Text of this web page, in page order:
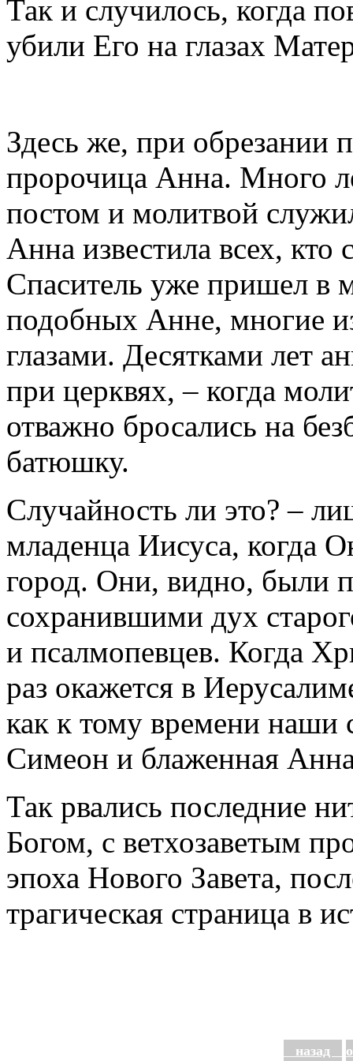
Так и случилось, когда
убили Его на глазах
Здесь же, при обрезании
пророчица Анна. Много
постом и молитвой
Анна известила всех, кто
Спаситель уже пришел в
подобных Анне, многие
глазами. Десятками лет
при церквях, – когда
отважно бросались на
батюшку.
Случайность ли это? –
младенца Иисуса, когда
город. Они, видно, были
сохранившими дух
и псалмопевцев. Когда
раз окажется в
как к тому времени наши
Симеон и блаженная
Так рвались последние
Богом, с ветхозаветым
эпоха Нового Завета,
трагическая страница в
назад